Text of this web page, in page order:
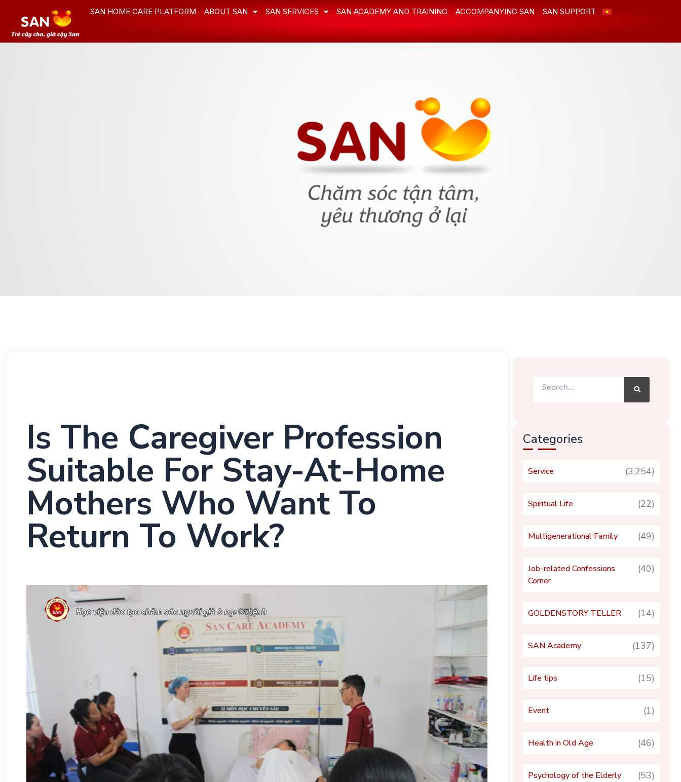
content
SAN HOME CARE PLATFORM ABOUT SAN SAN SERVICES SAN ACADEMY AND TRAINING ACCOMPANYING SAN SAN SUPPORT
Is The Caregiver Profession
Suitable For Stay-At-Home
Mothers Who Want To
Return To Work?
Search
Categories
Service (3,254)
Spiritual Life (22)
Multigenerational Family (49)
Job-related Confessions
Corner
(40)
GOLDENSTORY TELLER (14)
SAN Academy (137)
Life tips (15)
Event (1)
Health in Old Age (46)
Psychology of the Elderly (53)